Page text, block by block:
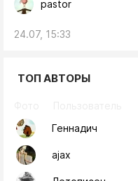
pastor
24.07, 15:33
ТОП АВТОРЫ
Геннадич
ajax